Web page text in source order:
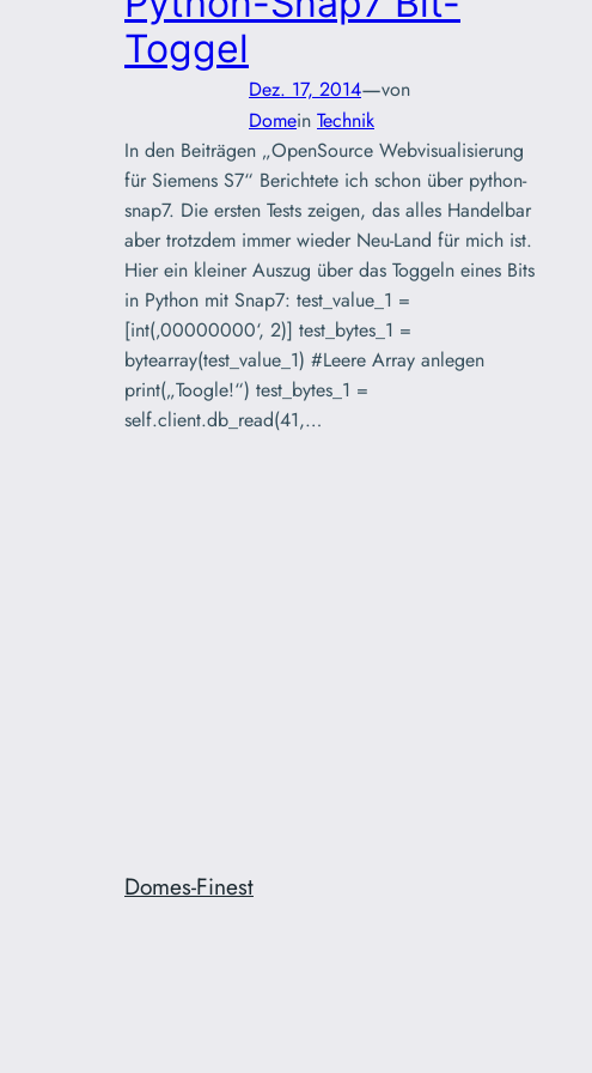
Toggel
Dez. 17, 2014—von
Domein Technik
In den Beiträgen „OpenSource Webvisualisierung
für Siemens S7“ Berichtete ich schon über python-
snap7. Die ersten Tests zeigen, das alles Handelbar
aber trotzdem immer wieder Neu-Land für mich ist.
Hier ein kleiner Auszug über das Toggeln eines Bits
in Python mit Snap7: test_value_1 =
[int(‚00000000‘, 2)] test_bytes_1 =
bytearray(test_value_1) #Leere Array anlegen
print(„Toogle!“) test_bytes_1 =
self.client.db_read(41,…
Domes-Finest